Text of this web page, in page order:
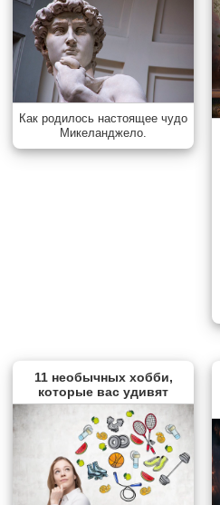
Как родилось настоящее чудо
Микеланджело.
11 необычных хобби,
которые вас удивят